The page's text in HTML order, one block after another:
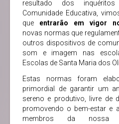
resultado dos
Comunidade Educativa,
que entrarão em vigor
novas normas que
outros dispositivos de
som e imagem nas
Escolas de Santa Maria dos
Estas normas foram
primordial de garantir um
sereno e produtivo, livre de
promovendo o bem-estar e
membros da nossa